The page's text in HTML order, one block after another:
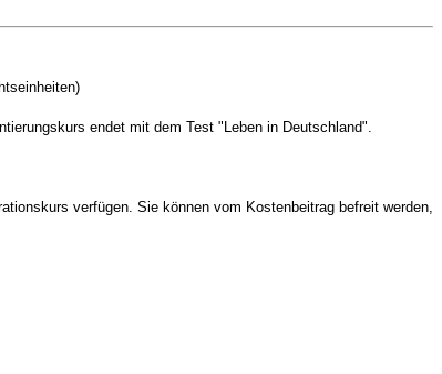
endet mit dem Test "Leben in Deutschland".
verfügen. Sie können vom Kostenbeitrag befreit werden,